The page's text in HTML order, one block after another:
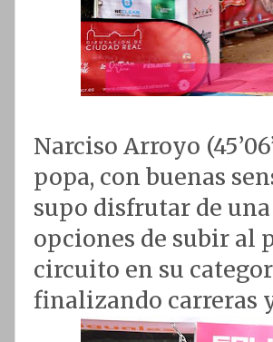
Narciso Arroyo
popa, con buenas
supo disfrutar de
opciones de subir al
circuito en su
finalizando carreras